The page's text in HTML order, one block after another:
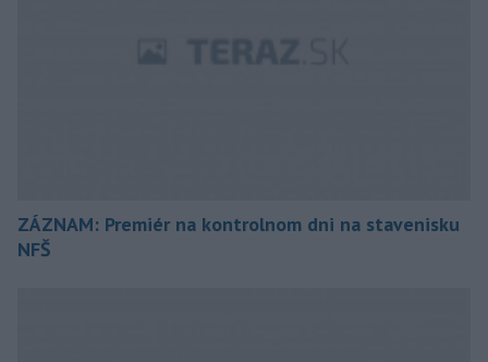
ZÁZNAM: Premiér na kontrolnom dni na stavenisku
NFŠ